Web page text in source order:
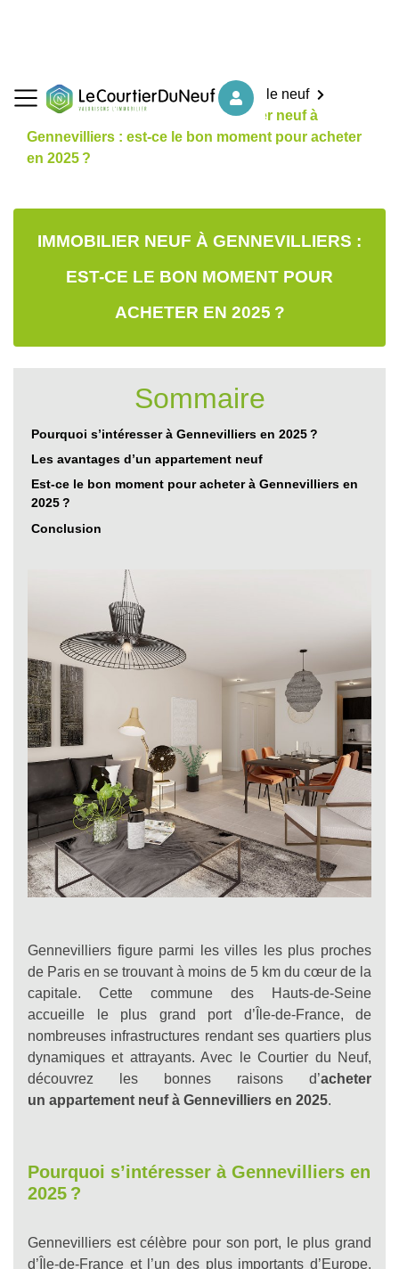
Accueil
Nos conseils d'achat dans le neuf
Choisir l'immobilier neuf
Immobilier neuf à
Gennevilliers : est-ce le bon moment pour acheter
en 2025 ?
IMMOBILIER NEUF À GENNEVILLIERS :
EST-CE LE BON MOMENT POUR
ACHETER EN 2025 ?
Sommaire
Pourquoi s’intéresser à Gennevilliers en 2025 ?
Les avantages d’un appartement neuf
Est-ce le bon moment pour acheter à Gennevilliers en
2025 ?
Conclusion
Gennevilliers figure parmi les villes les plus proches
de Paris en se trouvant à moins de 5 km du cœur de la
capitale. Cette commune des Hauts-de-Seine
accueille le plus grand port d’Île-de-France, de
nombreuses infrastructures rendant ses quartiers plus
dynamiques et attrayants. Avec le Courtier du Neuf,
découvrez les bonnes raisons d’acheter
un appartement neuf à Gennevilliers en 2025.
Pourquoi s’intéresser à Gennevilliers en
2025 ?
Gennevilliers est célèbre pour son port, le plus grand
d’Île-de-France et l’un des plus importants d’Europe.